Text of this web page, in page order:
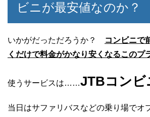
ビニが最安値なのか
いかがだっただろうか？
コンビニで
くだけで料金がかなり安くなるこのプ
使うサービスは……JTBコンビ
当日はサファリバスなどの乗り場でオ